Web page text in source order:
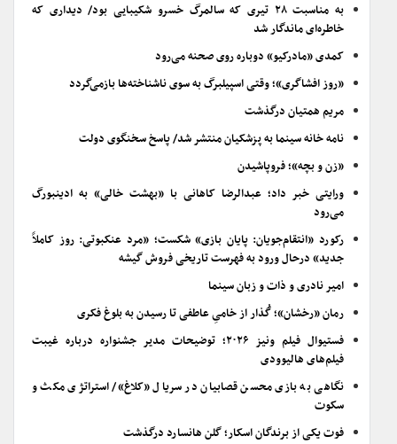
به مناسبت ۲۸ تیری که سالمرگ خسرو شکیبایی بود/ دیداری که
خاطره‌ای ماندگار شد
کمدی «مادرکیو» دوباره روی صحنه می‌رود
«روز افشاگری»؛ وقتی اسپیلبرگ به سوی ناشناخته‌ها بازمی‌گردد
مریم همتیان درگذشت
نامه خانه سینما به پزشکیان منتشر شد/ پاسخ سخنگوی دولت
«زن و بچه»؛ فروپاشیدن
ورایتی خبر داد؛ عبدالرضا کاهانی با «بهشت خالی» به ادینبورگ
می‌رود
رکورد «انتقام‌جویان: پایان بازی» شکست؛ «مرد عنکبوتی: روز کاملاً
جدید» درحال ورود به فهرست تاریخی فروش گیشه
امیر نادری و ذات و زبان سینما
رمان «رخشان»؛ گُذار از خامیِ عاطفی تا رسیدن به بلوغ فکری
فستیوال فیلم ونیز ۲۰۲۶؛ توضیحات مدیر جشنواره درباره غیبت
فیلم‌های هالیوودی
نگاهی به بازی محسن قصابیان در سریال «کلاغ»/ استراتژی مکث و
سکوت
فوت یکی از برندگان اسکار؛ گلن هانسارد درگذشت